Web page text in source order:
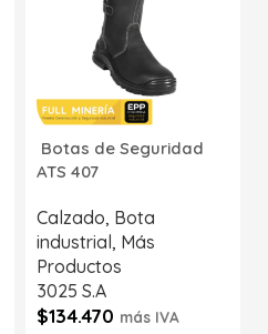
Botas de Seguridad
ATS 407
Calzado, Bota
industrial, Más
Productos
3025 S.A
$134.470 más IVA